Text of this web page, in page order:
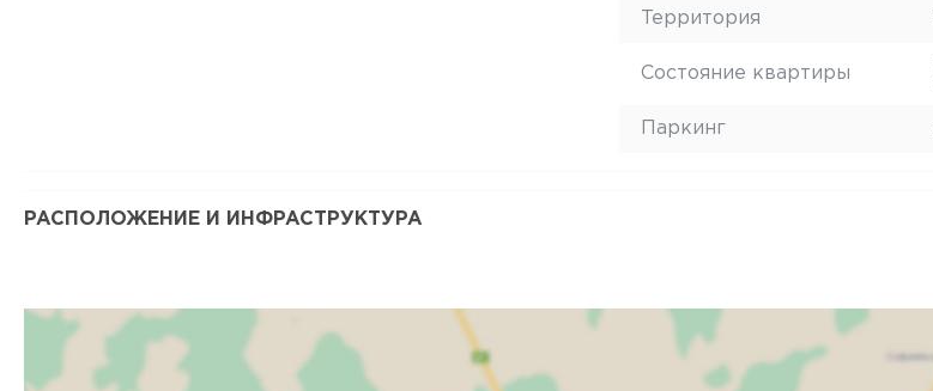
Территория
Состояние квартиры
Паркинг
РАСПОЛОЖЕНИЕ И ИНФРАСТРУКТУРА